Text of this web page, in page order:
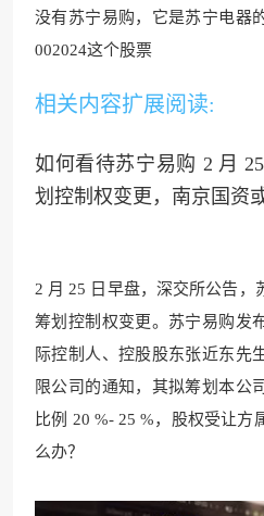
没有苏宁易购，它是苏宁电器
002024这个股票
相关内容扩展阅读:
如何看待苏宁易购 2 月
划控制权变更，南京国资
2 月 25 日早盘，深交所公告，
筹划控制权变更。苏宁易购发
际控制人、控股股东张近东先
限公司的通知，其拟筹划本公
比例 20 %- 25 %，股权受让方
么办？